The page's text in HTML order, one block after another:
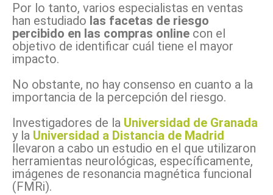
Por lo tanto, varios especialistas en ventas
han estudiado las facetas de riesgo
percibido en las compras online con el
objetivo de identificar cuál tiene el mayor
impacto.
No obstante, no hay consenso en cuanto a la
importancia de la percepción del riesgo.
Investigadores de la Universidad de Granada
y la Universidad a Distancia de Madrid
llevaron a cabo un estudio en el que utilizaron
herramientas neurológicas, específicamente,
imágenes de resonancia magnética funcional
(FMRi).